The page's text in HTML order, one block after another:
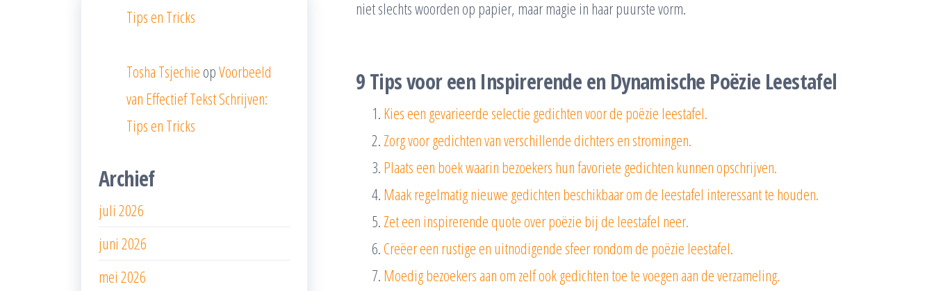
niet slechts woorden op papier, maar magie in haar puurste vorm.
9 Tips voor een Inspirerende en Dynamische Poëzie Leestafel
Kies een gevarieerde selectie gedichten voor de poëzie leestafel.
Zorg voor gedichten van verschillende dichters en stromingen.
Plaats een boek waarin bezoekers hun favoriete gedichten kunnen opschrijven.
Maak regelmatig nieuwe gedichten beschikbaar om de leestafel interessant te houden.
Zet een inspirerende quote over poëzie bij de leestafel neer.
Creëer een rustige en uitnodigende sfeer rondom de poëzie leestafel.
Moedig bezoekers aan om zelf ook gedichten toe te voegen aan de verzameling.
Tips en Tricks
Tosha Tsjechie opVoorbeeld
van Effectief Tekst Schrijven:
Tips en Tricks
Archief
juli 2026
juni 2026
mei 2026